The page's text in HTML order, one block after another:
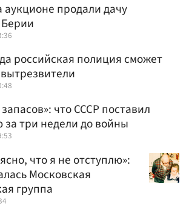
аукционе продали дачу
российская полиция сможет
что СССР поставил
три недели до войны
что я не отступлю»:
Московская
группа